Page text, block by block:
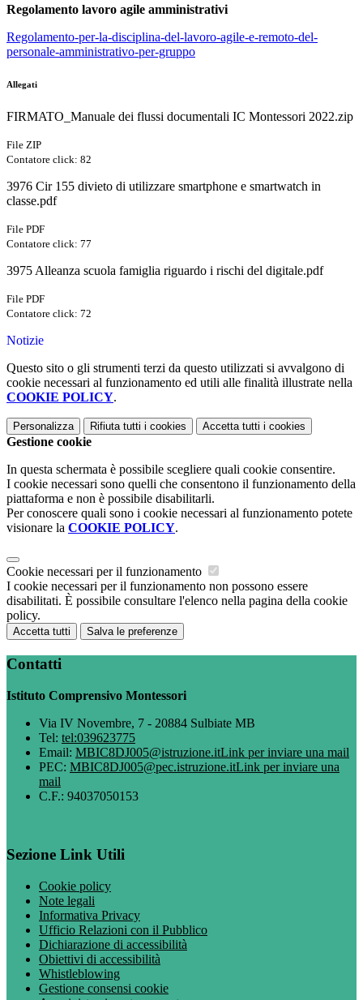
Regolamento lavoro agile amministrativi
Regolamento-per-la-disciplina-del-lavoro-agile-e-remoto-del-
personale-amministrativo-per-gruppo
Allegati
FIRMATO_Manuale dei flussi documentali IC Montessori 2022.zip
File ZIP
Contatore click: 82
3976 Cir 155 divieto di utilizzare smartphone e smartwatch in
classe.pdf
File PDF
Contatore click: 77
3975 Alleanza scuola famiglia riguardo i rischi del digitale.pdf
File PDF
Contatore click: 72
Notizie
Questo sito o gli strumenti terzi da questo utilizzati si avvalgono di
cookie necessari al funzionamento ed utili alle finalità illustrate nella
COOKIE POLICY.
Personalizza Rifiuta tutti i cookies Accetta tutti i cookies
Gestione cookie
In questa schermata è possibile scegliere quali cookie consentire.
I cookie necessari sono quelli che consentono il funzionamento della
piattaforma e non è possibile disabilitarli.
Per conoscere quali sono i cookie necessari al funzionamento potete
visionare la COOKIE POLICY.
Cookie necessari per il funzionamento
I cookie necessari per il funzionamento non possono essere
disabilitati. È possibile consultare l'elenco nella pagina della cookie
policy.
Accetta tutti Salva le preferenze
Contatti
Istituto Comprensivo Montessori
Via IV Novembre, 7 - 20884 Sulbiate MB
Tel: tel:039623775
Email: MBIC8DJ005@istruzione.itLink per inviare una mail
PEC: MBIC8DJ005@pec.istruzione.itLink per inviare una
mail
C.F.: 94037050153
Sezione Link Utili
Cookie policy
Note legali
Informativa Privacy
Ufficio Relazioni con il Pubblico
Dichiarazione di accessibilità
Obiettivi di accessibilità
Whistleblowing
Gestione consensi cookie